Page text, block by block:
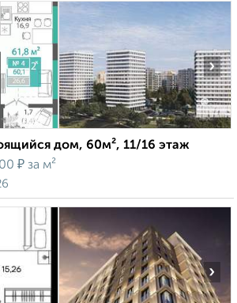
›
дом, 60м², 11/16 этаж
₽ за м²
›